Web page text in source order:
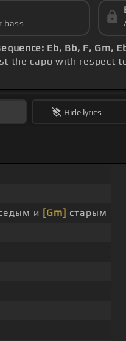
bass
Eb, Bb, F, Gm,
the capo with respect
Hide lyrics
и [Gm] старым